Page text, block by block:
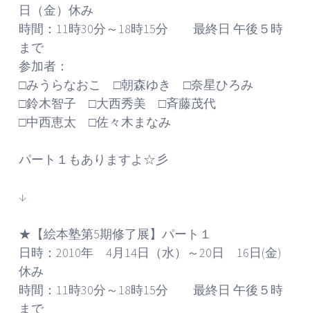
日（金）休み
時間：11時30分～18時15分 最終日 午後５時
まで
参加者：
□みうらなおこ □朝森ゆき □奈星ひろみ
□鈴木智子 □大西秀美 □斉藤茂代
□中西恵太 □佐々木まなみ
パート１もありますよ☆彡
↓
★【絵本塾第5期修了展】パート１
日時：2010年 4月14日（水）～20日 16日(金)
休み
時間：11時30分～18時15分 最終日 午後５時
まで